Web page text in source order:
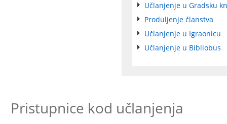
Učlanjenje u Gradsku
Produljenje članstva
Učlanjenje u Igraonicu
Učlanjenje u Bibliobus
Pristupnice kod učlanjenja